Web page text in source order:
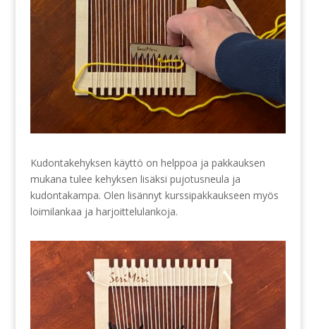
Kudontakehyksen käyttö on helppoa ja pakkauksen
mukana tulee kehyksen lisäksi pujotusneula ja
kudontakampa. Olen lisännyt kurssipakkaukseen myös
loimilankaa ja harjoittelulankoja.